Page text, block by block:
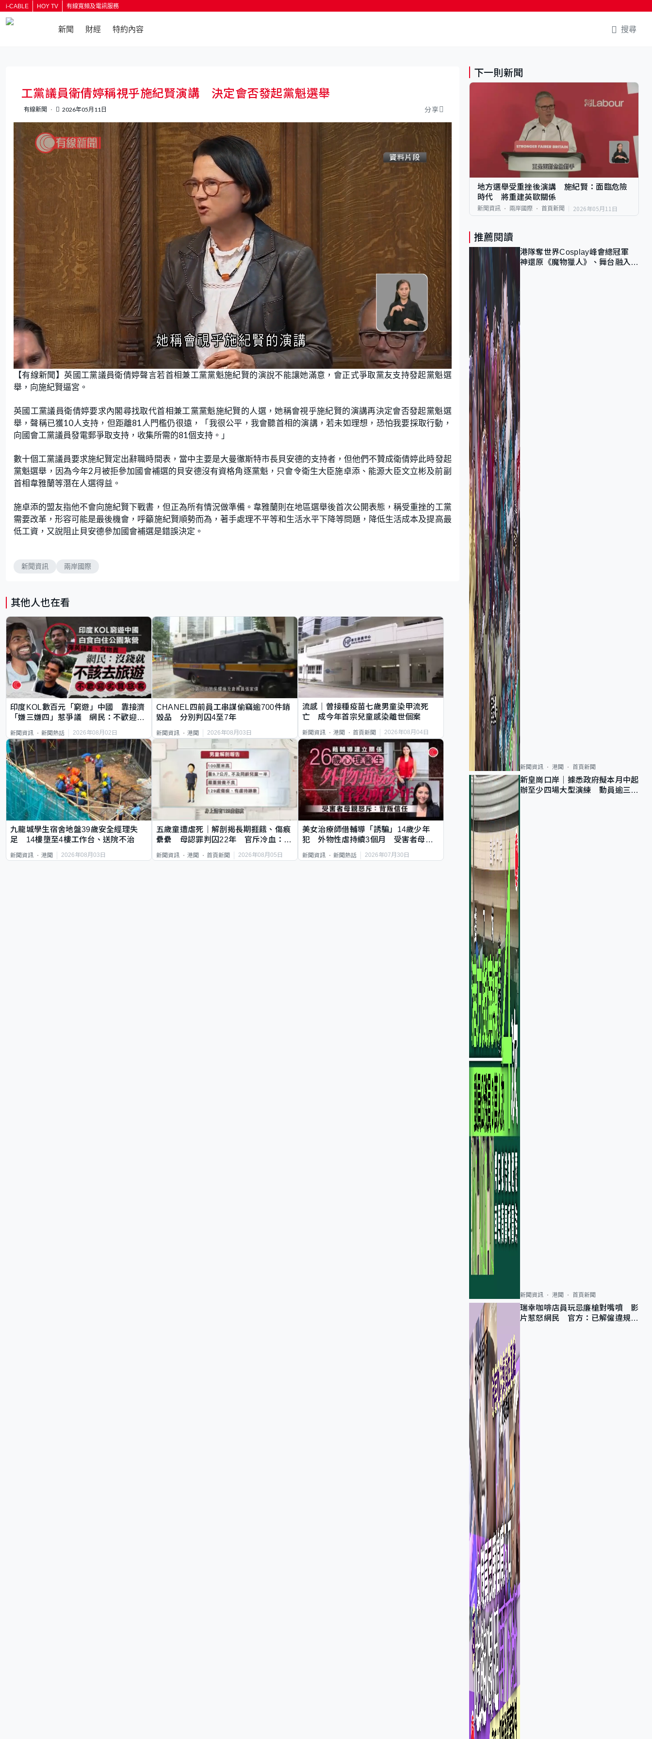
i-CABLE HOY TV 有線寬頻及電訊服務
新聞 財經 特約內容 搜尋
工黨議員衛倩婷稱視乎施紀賢演講 決定會否發起黨魁選舉
有線新聞 2026年05月11日 分享
n
m
u
t
e
L
o
a
d
d
.
4
6
%
【有線新聞】英國工黨議員衛倩婷聲言若首相兼工黨黨魁施紀賢的演說不能讓她滿意，會正式爭取黨友支持發起黨魁選
舉，向施紀賢逼宮。
英國工黨議員衛倩婷要求內閣尋找取代首相兼工黨黨魁施紀賢的人選，她稱會視乎施紀賢的演講再決定會否發起黨魁選
舉，聲稱已獲10人支持，但距離81人門檻仍很遠，「我很公平，我會聽首相的演講，若未如理想，恐怕我要採取行動，
向國會工黨議員發電郵爭取支持，收集所需的81個支持。」
數十個工黨議員要求施紀賢定出辭職時間表，當中主要是大曼徹斯特市長貝安德的支持者，但他們不贊成衛倩婷此時發起
黨魁選舉，因為今年2月被拒參加國會補選的貝安德沒有資格角逐黨魁，只會令衛生大臣施卓添、能源大臣文立彬及前副
首相韋雅蘭等潛在人選得益。
施卓添的盟友指他不會向施紀賢下戰書，但正為所有情況做準備。韋雅蘭則在地區選舉後首次公開表態，稱受重挫的工黨
需要改革，形容可能是最後機會，呼籲施紀賢順勢而為，著手處理不平等和生活水平下降等問題，降低生活成本及提高最
低工資，又說阻止貝安德參加國會補選是錯誤決定。
新聞資訊 兩岸國際
其他人也在看
印度KOL數百元「窮遊」中國 靠接濟
「嫌三嫌四」惹爭議 網民：不歡迎劣
新聞資訊 新聞熱話 2026年08月02日
CHANEL四前員工串謀偷竊逾700件銷
毀品 分別判囚4至7年
新聞資訊 港聞 2026年08月03日
流感｜曾接種疫苗七歲男童染甲流死
亡 成今年首宗兒童感染離世個案
新聞資訊 港聞 首頁新聞 2026年08月04日
九龍城學生宿舍地盤39歲安全經理失
足 14樓墮至4樓工作台、送院不治
新聞資訊 港聞 2026年08月03日
五歲童遭虐死｜解剖揭長期捱餓、傷痕
纍纍 母認罪判囚22年 官斥冷血：同
新聞資訊 港聞 首頁新聞 2026年08月05日
美女治療師借輔導「誘騙」14歲少年
犯 外物性虐持續3個月 受害者母：
新聞資訊 新聞熱話 2026年07月30日
下一則新聞
地方選舉受重挫後演講 施紀賢：面臨危險
時代 將重建英歐關係
新聞資訊 兩岸國際 首頁新聞 2026年05月11日
推薦閱讀
港隊奪世界Cosplay峰會總冠軍
神還原《魔物獵人》、舞台融入獅
新聞資訊 港聞 首頁新聞
新皇崗口岸｜據悉政府擬本月中起
辦至少四場大型演練 動員逾三萬
新聞資訊 港聞 首頁新聞
瑞幸咖啡店員玩忌廉槍對嘴噴 影
片惹怒網民 官方：已解僱違規員